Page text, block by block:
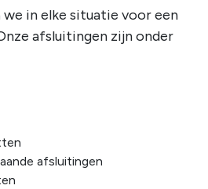
we in elke situatie voor een
afsluitingen zijn onder
afsluitingen